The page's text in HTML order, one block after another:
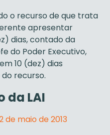
o recurso de que trata
apresentar
dias, contado da
do Poder Executivo,
10 (dez) dias
recurso.
da LAI
de maio de 2013